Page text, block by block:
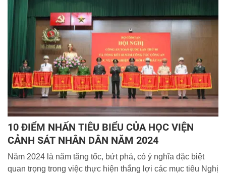
10 ĐIỂM NHẤN TIÊU BIỂU CỦA HỌC VIỆN
CẢNH SÁT NHÂN DÂN NĂM 2024
Năm 2024 là năm tăng tốc, bứt phá, có ý nghĩa đặc biệt
quan trọng trong việc thực hiện thắng lợi các mục tiêu Nghị